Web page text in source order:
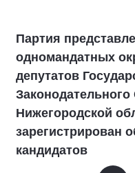
Партия
одномандатных
депутатов
Нижегородской
зарегистрирован
кандидатов